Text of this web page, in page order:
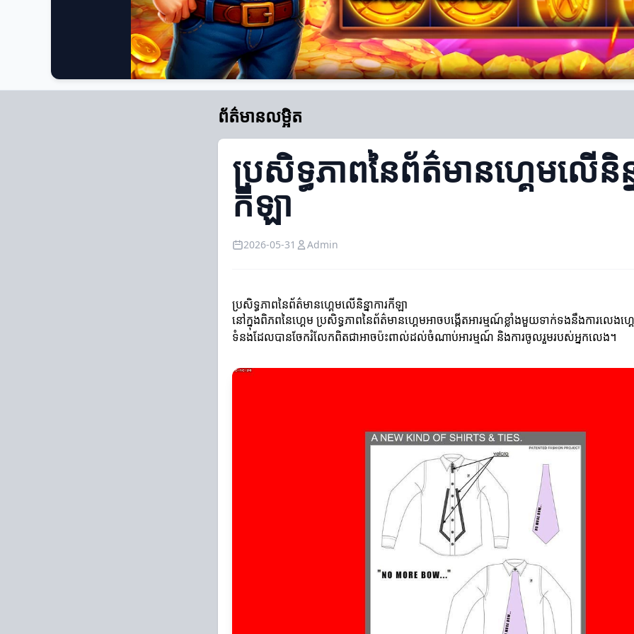
ព័ត៌មានលម្អិត
ប្រសិទ្ធភាពនៃព័ត៌មានហ្គេមលើនិន្
កីឡា
2026-05-31 Admin
ប្រសិទ្ធភាពនៃព័ត៌មានហ្គេមលើនិន្នាការ​កីឡា
នៅក្នុងពិភពនៃហ្គេម ប្រសិទ្ធភាពនៃព័ត៌មានហ្គេមអាចបង្កើតអារម្មណ៍ខ្លាំងមួយទាក់ទងនឹងការលេងហ្
ទំនងដែលបានចែករំលែកពិតជាអាចប៉ះពាល់ដល់ចំណាប់អារម្មណ៍ និងការចូលរួមរបស់អ្នកលេង។